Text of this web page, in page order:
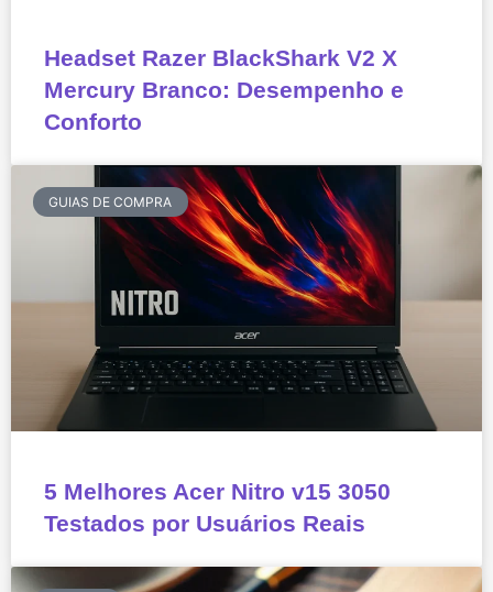
Headset Razer BlackShark V2 X
Mercury Branco: Desempenho e
Conforto
GUIAS DE COMPRA
5 Melhores Acer Nitro v15 3050
Testados por Usuários Reais